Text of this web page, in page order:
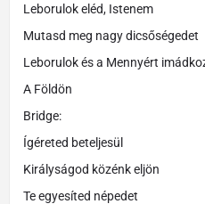
Leborulok eléd, Istenem
Mutasd meg nagy dicsőségedet
Leborulok és a Mennyért
A Földön
Bridge:
Ígéreted beteljesül
Királyságod közénk eljön
Te egyesíted népedet